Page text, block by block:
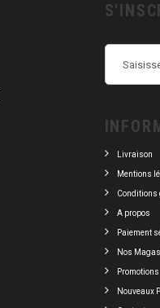
Livraison
Mentions
Conditions
A propos
Paiement
Nos
Promotions
Nouveaux